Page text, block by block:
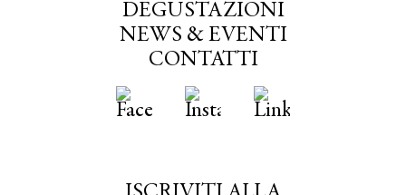
DEGUSTAZIONI
NEWS & EVENTI
CONTATTI